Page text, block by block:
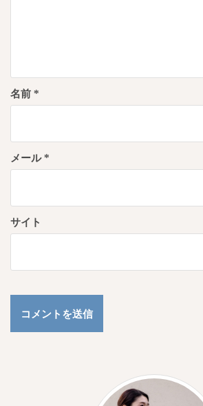
名前 *
メール*
サイト